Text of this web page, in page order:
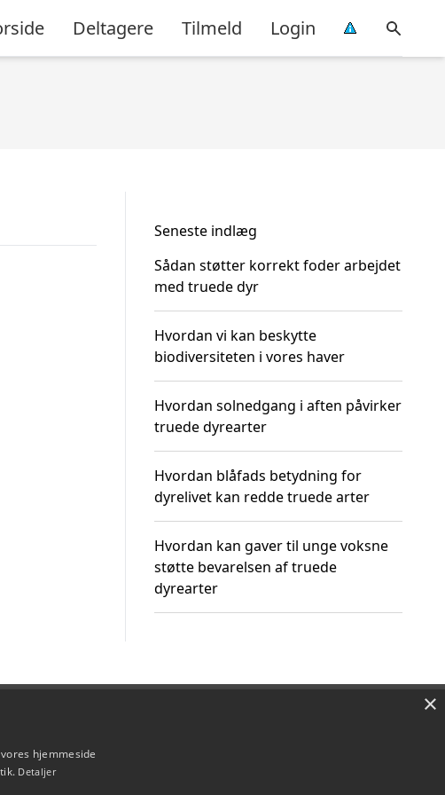
Deltagere Tilmeld Login
Seneste indlæg
Sådan støtter korrekt foder arbejdet
med truede dyr
Hvordan vi kan beskytte
biodiversiteten i vores haver
Hvordan solnedgang i aften påvirker
truede dyrearter
Hvordan blåfads betydning for
dyrelivet kan redde truede arter
Hvordan kan gaver til unge voksne
støtte bevarelsen af truede
dyrearter
×
hjemmeside
Detaljer